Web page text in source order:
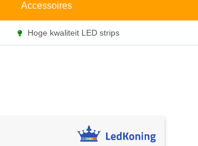
Accessoires
Hoge kwaliteit LED strips